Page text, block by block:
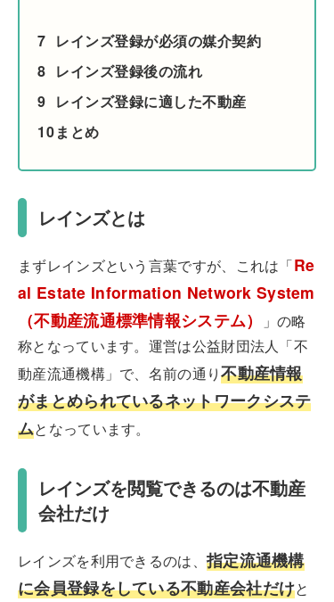
7 レインズ登録が必須の媒介契約
8 レインズ登録後の流れ
9 レインズ登録に適した不動産
10まとめ
レインズとは
まずレインズという言葉ですが、これは「Re
al Estate Information Network System
（不動産流通標準情報システム）
」の略
称となっています。運営は公益財団法人「不
動産流通機構」で、名前の通り不動産情報
がまとめられているネットワークシステ
ムとなっています。
レインズを閲覧できるのは不動産
会社だけ
レインズを利用できるのは、 指定流通機構
に会員登録をしている不動産会社だけと